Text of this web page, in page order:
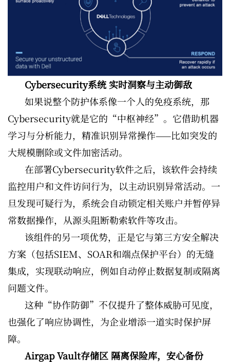
Cybersecurity系统 实时洞察与主动御敌
如果说整个防护体系像一个人的免疫系统，那
Cybersecurity就是它的“中枢神经”。它借助机器
学习与分析能力，精准识别异常操作——比如突发的
大规模删除或文件加密活动。
在部署Cybersecurity软件之后，该软件会持续
监控用户和文件访问行为，以主动识别异常活动。一
旦发现可疑行为，系统会自动锁定相关账户并暂停异
常数据操作，从源头阻断勒索软件等攻击。
该组件的另一项优势，正是它与第三方安全解决
方案（包括SIEM、SOAR和端点保护平台）的无缝
集成，实现联动响应，例如自动停止数据复制或隔离
问题文件。
这种“协作防御”不仅提升了整体威胁可见度，
也强化了响应协调性，为企业增添一道实时保护屏
障。
Airgap Vault存储区 隔离保险库，安心备份